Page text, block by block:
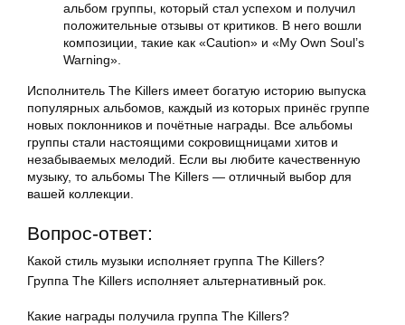
альбом группы, который стал успехом и получил
положительные отзывы от критиков. В него вошли
композиции, такие как «Caution» и «My Own Soul’s
Warning».
Исполнитель The Killers имеет богатую историю выпуска
популярных альбомов, каждый из которых принёс группе
новых поклонников и почётные награды. Все альбомы
группы стали настоящими сокровищницами хитов и
незабываемых мелодий. Если вы любите качественную
музыку, то альбомы The Killers — отличный выбор для
вашей коллекции.
Вопрос-ответ:
Какой стиль музыки исполняет группа The Killers?
Группа The Killers исполняет альтернативный рок.
Какие награды получила группа The Killers?